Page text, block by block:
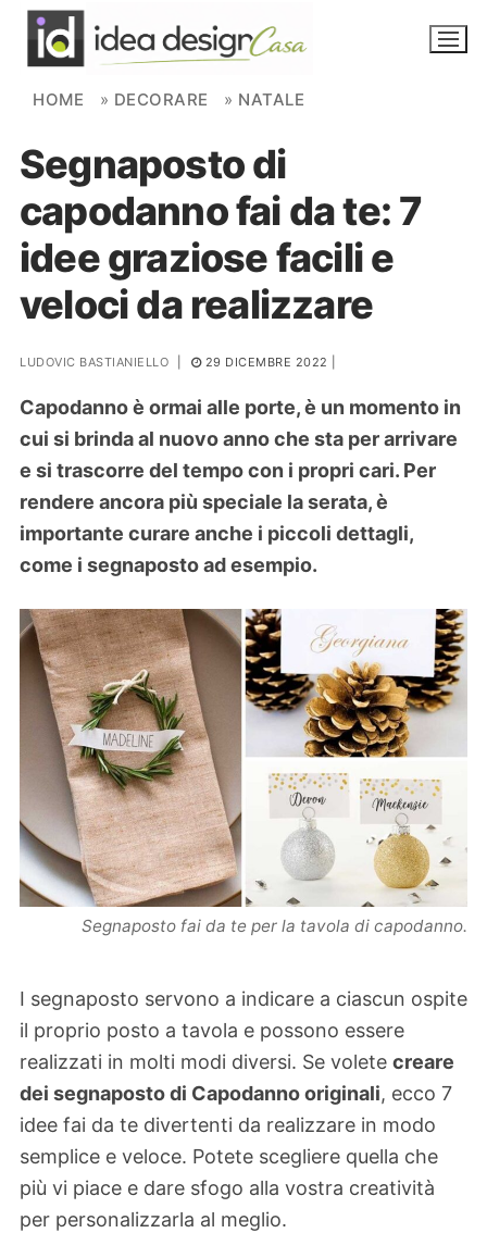
Skip to content
NOVITÀ
AMBIENTI
FAI DA TE
PIANTE
Ortaggio
HOME » DECORARE » NATALE
Segnaposto di
capodanno fai da te: 7
idee graziose facili e
veloci da realizzare
LUDOVIC BASTIANIELLO 29 DICEMBRE 2022
Capodanno è ormai alle porte, è un momento in
cui si brinda al nuovo anno che sta per arrivare
e si trascorre del tempo con i propri cari. Per
rendere ancora più speciale la serata, è
importante curare anche i piccoli dettagli,
come i segnaposto ad esempio.
Segnaposto fai da te per la tavola di capodanno.
I segnaposto servono a indicare a ciascun ospite
il proprio posto a tavola e possono essere
realizzati in molti modi diversi. Se volete creare
dei segnaposto di Capodanno originali, ecco 7
idee fai da te divertenti da realizzare in modo
semplice e veloce. Potete scegliere quella che
più vi piace e dare sfogo alla vostra creatività
per personalizzarla al meglio.